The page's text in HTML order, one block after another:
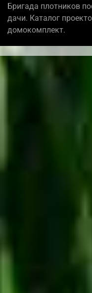
Бригада плотников
дачи. Каталог
домокомплект.